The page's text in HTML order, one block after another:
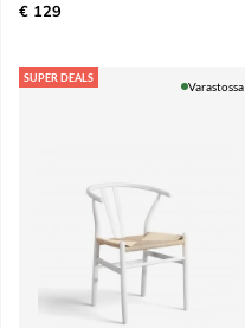
€ 129
SUPER DEALS
Varastossa